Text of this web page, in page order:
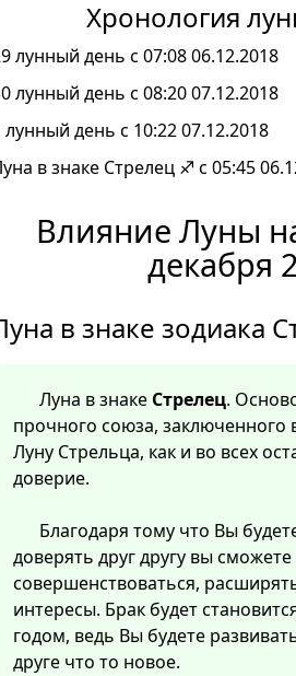
Хронология
лунный день с 07:08 06.12.2018
лунный день с 08:20 07.12.2018
лунный день с 10:22 07.12.2018
в знаке Стрелец ♐ с 05:45
Влияние Луны
декабря
в знаке зодиака
Луна в знаке Стрелец.
прочного союза, заключенного
Луну Стрельца, как и во всех
доверие.
Благодаря тому что Вы
доверять друг другу вы
совершенствоваться,
интересы. Брак будет
годом, ведь Вы будете
друге что то новое.